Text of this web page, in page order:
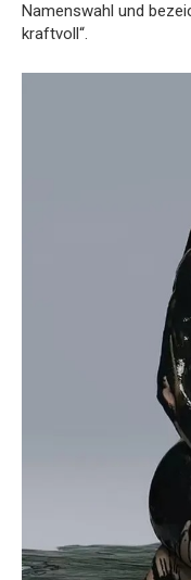
Namenswahl und
kraftvoll“.